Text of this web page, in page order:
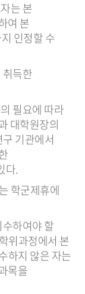
는 본
여 본
인정할 수
득한
필요에 따라
대학원장의
기관에서
다.
학군제휴에
수하여야 할
위과정에서 본
하지 않은 자는
목을